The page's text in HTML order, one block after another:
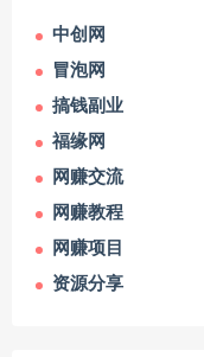
中创网
冒泡网
搞钱副业
福缘网
网赚交流
网赚教程
网赚项目
资源分享